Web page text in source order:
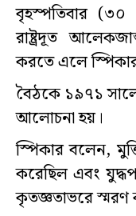
বৃহস্পতিবার (৩০
রাষ্ট্রদূত
করতে এলে
বৈঠকে ১৯৭১
আলোচনা হয়।
স্পিকার বলেন,
করেছিল এবং
কৃতজ্ঞতাভরে স্মরণ